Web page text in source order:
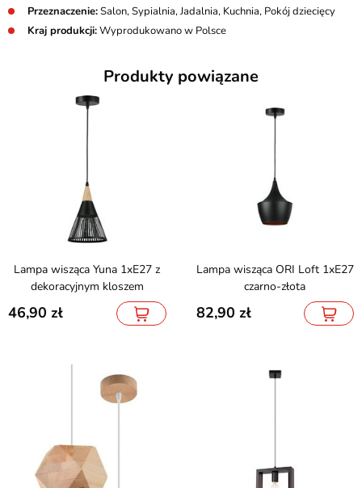
Przeznaczenie:Salon, Sypialnia, Jadalnia, Kuchnia, Pokój dziecięcy
Kraj produkcji:Wyprodukowano w Polsce
Produkty powiązane
Lampa wisząca Yuna 1xE27 z
dekoracyjnym kloszem
46,90
Lampa wisząca ORI Loft 1xE27
czarno-złota
82,90